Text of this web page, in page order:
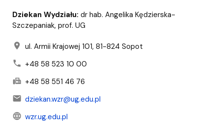
Dziekan Wydziału: dr hab. Angelika Kędzierska-
Szczepaniak, prof. UG
location_on ul. Armii Krajowej 101, 81-824 Sopot
phone +48 58 523 10 00
fax +48 58 551 46 76
mail dziekan.wzr@ug.edu.pl
language wzr.ug.edu.pl